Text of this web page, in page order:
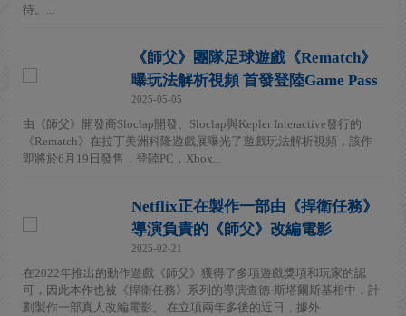
待。...
《師父》團隊足球遊戲《Rematch》
曝玩法解析視頻 首發登陸Game Pass
2025-05-05
由《師父》開發商Sloclap開發、Sloclap與Kepler Interactive發行的
《Rematch》在拉丁美洲科隆遊戲展曝光了遊戲玩法解析視頻，該作
即將於6月19日發售，登陸PC，Xbox...
Netflix正在製作一部由《捍衛任務》
導演負責的《師父》改編電影
2025-02-21
在2022年推出的動作遊戲《師父》獲得了多項遊戲獎項和玩家的認
可，因此本作也被《捍衛任務》系列的導演查德·斯塔爾斯基相中，計
劃製作一部真人改編電影。 在立項兩年多後的近日，據外